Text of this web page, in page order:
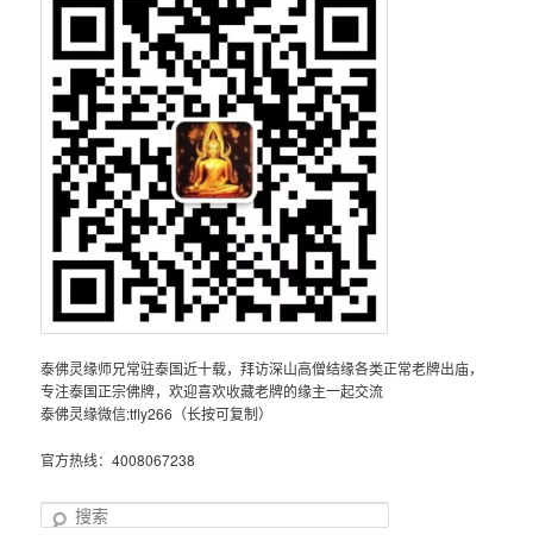
泰佛灵缘师兄常驻泰国近十载，拜访深山高僧结缘各类正常老牌出庙，
专注泰国正宗佛牌，欢迎喜欢收藏老牌的缘主一起交流
泰佛灵缘微信:tfly266（长按可复制）
官方热线：4008067238
搜